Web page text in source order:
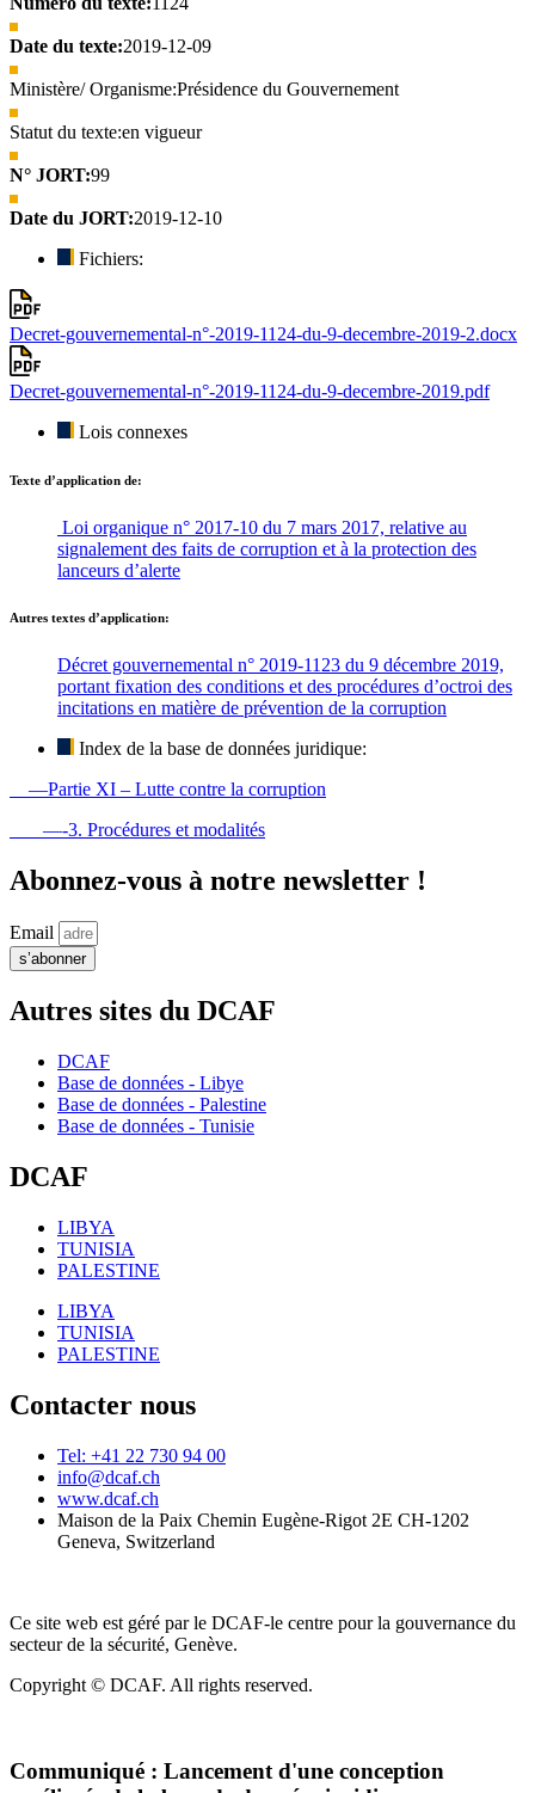
Date du texte:2019-12-09
Ministère/ Organisme:Présidence du Gouvernement
Statut du texte:en vigueur
N° JORT:99
Date du JORT:2019-12-10
Fichiers:
Decret-gouvernemental-n°-2019-1124-du-9-decembre-2019-2.docx
Decret-gouvernemental-n°-2019-1124-du-9-decembre-2019.pdf
Lois connexes
Texte d’application de:
Loi organique n° 2017-10 du 7 mars 2017, relative au
signalement des faits de corruption et à la protection des
lanceurs d’alerte
Autres textes d’application:
Décret gouvernemental n° 2019-1123 du 9 décembre 2019,
portant fixation des conditions et des procédures d’octroi des
incitations en matière de prévention de la corruption
Index de la base de données juridique:
—Partie XI – Lutte contre la corruption
—-3. Procédures et modalités
Abonnez-vous à notre newsletter !
Email
s’abonner
Autres sites du DCAF
DCAF
Base de données - Libye
Base de données - Palestine
Base de données - Tunisie
DCAF
LIBYA
TUNISIA
PALESTINE
LIBYA
TUNISIA
PALESTINE
Contacter nous
Tel: +41 22 730 94 00
info@dcaf.ch
www.dcaf.ch
Maison de la Paix Chemin Eugène-Rigot 2E CH-1202
Geneva, Switzerland
Ce site web est géré par le DCAF-le centre pour la gouvernance du
secteur de la sécurité, Genève.
Copyright © DCAF. All rights reserved.
Communiqué : Lancement d'une conception